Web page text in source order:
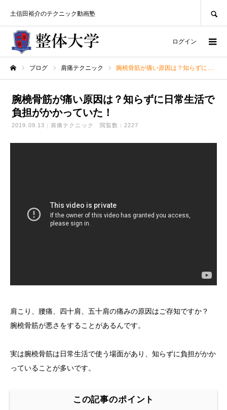
土信田裕介のテクニック動画塾
ログイン
ブログ 肩痛テクニック 腕橈骨筋が痛い原因は？知らずに日常生活で負担がかかっていた！
腕橈骨筋が痛い原因は？知らずに日常生活で
負担がかかっていた！
2019.09.13 肩痛テクニック 閲覧数：2227
肩こり、腰痛、四十肩、五十肩の痛みの原因はご存知ですか？
腕橈骨筋が悪さをすることがあるんです。
実は腕橈骨筋は日常生活で使う場面があり、知らずに負担がかか
っていることが多いです。
この記事のポイント